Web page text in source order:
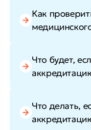
Как
Что будет,
Что делать,